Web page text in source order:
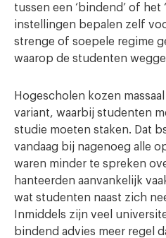
tussen een ‘bindend’ of het
instellingen bepalen zelf
strenge of soepele regime
waarop de studenten
Hogescholen kozen
variant, waarbij studenten
studie moeten staken. Dat
vandaag bij nagenoeg alle
waren minder te spreken
hanteerden aanvankelijk
wat studenten naast zich
Inmiddels zijn veel
bindend advies meer regel